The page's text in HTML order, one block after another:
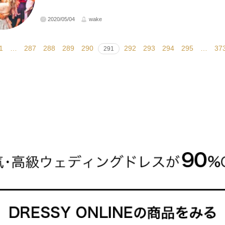
2020/05/04 wake
… 287 288 289 290 291 292 293 294 295 …